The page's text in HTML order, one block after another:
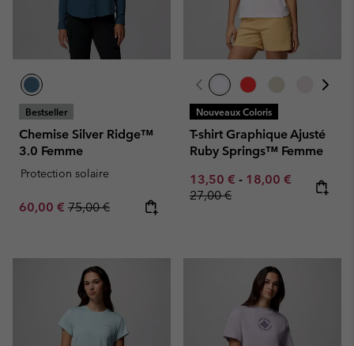
Bestseller
Chemise Silver Ridge™
3.0 Femme
Protection solaire
Sale price:
60,00 € Regular price:
75,00 €
Nouveaux Coloris
T-shirt Graphique Ajusté
Ruby Springs™ Femme
Minimum sale price:
13,50 € - Maximum sale
18,00 € Regular
27,00 €